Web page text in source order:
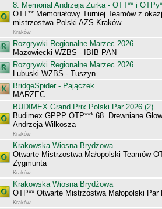
8. Memoriał Andrzeja Żurka - OTT** i
OTT** Memoriałowy Turniej Teamów z
mistrzostwa Polski AZS Kraków
Kraków
Rozgrywki Regionalne Marzec 2026
Mazowiecki WZBS - IBIB PAN
Rozgrywki Regionalne Marzec 2026
Lubuski WZBS - Tuszyn
BridgeSpider - Pajączek
MARZEC
BUDIMEX Grand Prix Polski Par 2026 (2)
Budimex GPPP OTP*** 68. Drewniane
Andrzeja Wilkosza
Kraków
Krakowska Wiosna Brydżowa
Otwarte Mistrzostwa Małopolski Teamów
Zygmunta
Kraków
Krakowska Wiosna Brydżowa
OTP** Otwarte Mistrzostwa Małopolski Par
Kraków